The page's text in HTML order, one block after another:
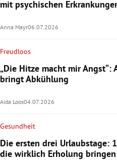
mit psychischen
Anna Mayr06.07.2026
Freudloos
„Die Hitze macht mir Angst“:
bringt Abkühlung
Aida Loos04.07.2026
Gesundheit
Die ersten drei Urlaubstage:
die wirklich Erholung bringen